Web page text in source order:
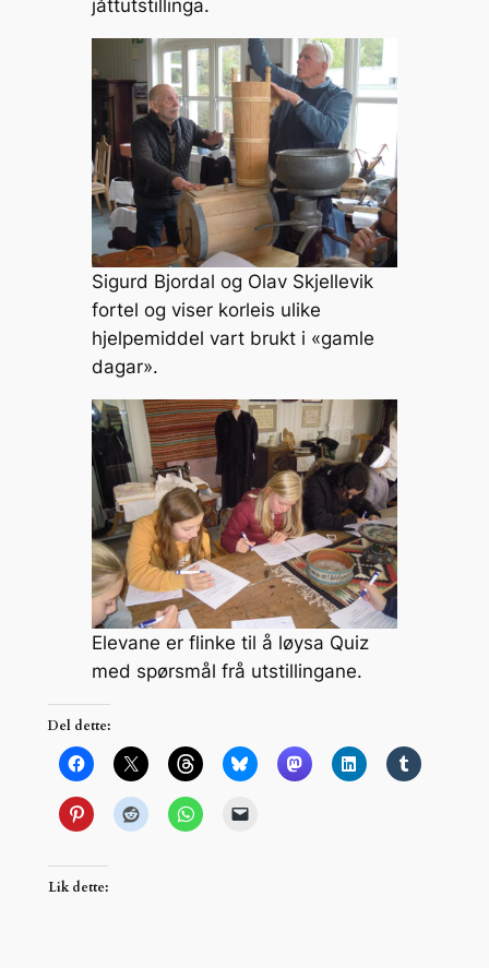
jåttutstillinga.
Sigurd Bjordal og Olav Skjellevik
fortel og viser korleis ulike
hjelpemiddel vart brukt i «gamle
dagar».
Elevane er flinke til å løysa Quiz
med spørsmål frå utstillingane.
Del dette:
Lik dette: